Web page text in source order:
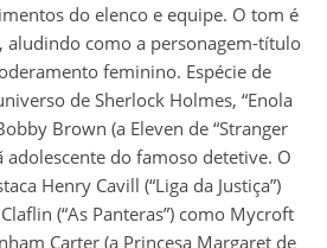
do elenco e equipe. O tom é
aludindo como a personagem-título
feminino. Espécie de
de Sherlock Holmes, “Enola
Brown (a Eleven de “Stranger
adolescente do famoso detetive. O
Henry Cavill (“Liga da Justiça”)
(“As Panteras”) como Mycroft
Carter (a Princesa Margaret de